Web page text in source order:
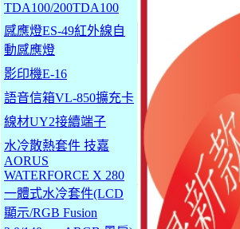
TDA100/200TDA100
感應燈ES-49紅外線自
動感應燈
影印機E-16
語音信箱VL-850擴充卡
線材UY2接續端子
水冷散熱套件 技嘉
AORUS
WATERFORCE X 280
一體式水冷套件(LCD
顯示/RGB Fusion